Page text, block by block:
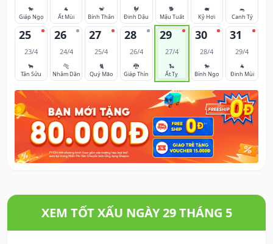
🐎
Giáp Ngọ
🐐
Ất Mùi
🐒
Bính Thân
🐓
Đinh Dậu
🐕
Mậu Tuất
🐖
Kỷ Hợi
🐀
Canh Tý
25
23/4
🐂
Tân Sửu
26
24/4
🐅
Nhâm Dần
27
25/4
🐈
Quý Mão
28
26/4
🐉
Giáp Thìn
29
27/4
🐍
Ất Tỵ
30
28/4
🐎
Bính Ngọ
31
29/4
🐐
Đinh Mùi
XEM TỐT XẤU NGÀY 29 THÁNG 5